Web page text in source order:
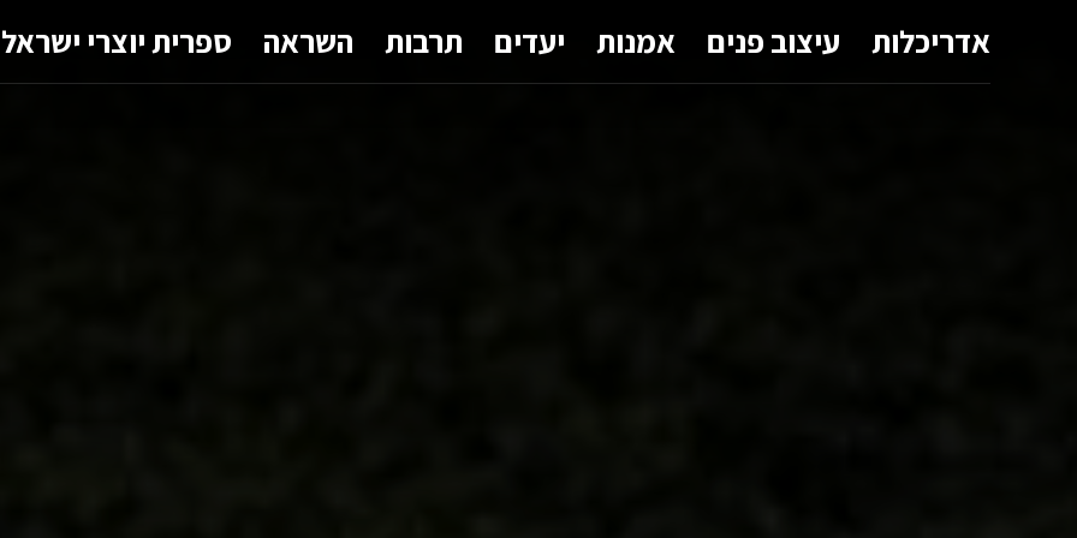
אדריכלות עיצוב פנים אמנות יעדים תרבות השראה ספרית יוצרי ישראל